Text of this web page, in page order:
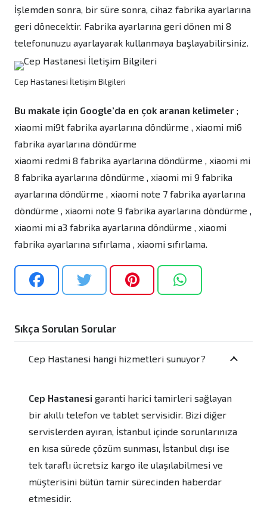
İşlemden sonra, bir süre sonra, cihaz fabrika ayarlarına
geri dönecektir. Fabrika ayarlarına geri dönen mi 8
telefonunuzu ayarlayarak kullanmaya başlayabilirsiniz.
Cep Hastanesi İletişim Bilgileri
Bu makale için Google’da en çok aranan kelimeler ;
xiaomi mi9t fabrika ayarlarına döndürme , xiaomi mi6
fabrika ayarlarına döndürme
xiaomi redmi 8 fabrika ayarlarına döndürme , xiaomi mi
8 fabrika ayarlarına döndürme , xiaomi mi 9 fabrika
ayarlarına döndürme , xiaomi note 7 fabrika ayarlarına
döndürme , xiaomi note 9 fabrika ayarlarına döndürme ,
xiaomi mi a3 fabrika ayarlarına döndürme , xiaomi
fabrika ayarlarına sıfırlama , xiaomi sıfırlama.
Sıkça Sorulan Sorular
Cep Hastanesi hangi hizmetleri sunuyor?
Cep Hastanesi garanti harici tamirleri sağlayan
bir akıllı telefon ve tablet servisidir. Bizi diğer
servislerden ayıran, İstanbul içinde sorunlarınıza
en kısa sürede çözüm sunması, İstanbul dışı ise
tek taraflı ücretsiz kargo ile ulaşılabilmesi ve
müşterisini bütün tamir sürecinden haberdar
etmesidir.